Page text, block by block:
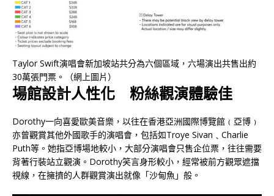
Taylor Swift演唱會新加坡站共分為六個區域，六場演出共售出約
30萬張門票。（網上圖片）
場館設計人性化 粉絲觀演體驗佳
Dorothy一向喜愛歐美音樂，以往在香港亞洲國際博覽館﹙亞博﹚
亦曾觀賞其他外國歌手的演唱會，包括如Troye Sivan﹑Charlie
Puth等。她指亞博場地較小，大部分演唱會只售企位票，往往需要
背著行裝站立觀演。Dorothy笑言身形較小，經常被前方觀眾遮擋
視線，在擁擠的人群觀賞演出就像「沙甸魚」般。